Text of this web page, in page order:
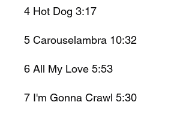
4 Hot Dog 3:17
5 Carouselambra 10:32
6 All My Love 5:53
7 I'm Gonna Crawl 5:30